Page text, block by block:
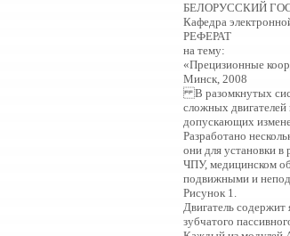
БЕЛОРУССКИЙ
Кафедра
РЕФЕРАТ
на тему:
«Прецизионные
Минск, 2008
В разомкнутых
сложных
допускающих
Разработано
они для установки
ЧПУ, медицинском
подвижными и
Рисунок 1.
Двигатель
зубчатого